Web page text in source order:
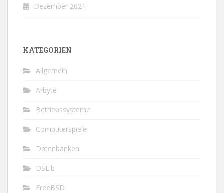
Dezember 2021
KATEGORIEN
Allgemein
Arbyte
Betriebssysteme
Computerspiele
Datenbanken
DSLib
FreeBSD